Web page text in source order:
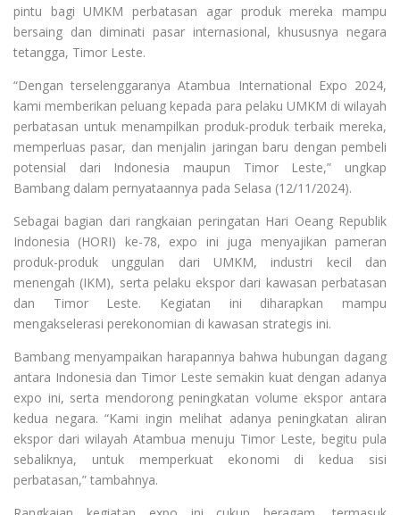
pintu bagi UMKM perbatasan agar produk mereka mampu
bersaing dan diminati pasar internasional, khususnya negara
tetangga, Timor Leste.
“Dengan terselenggaranya Atambua International Expo 2024,
kami memberikan peluang kepada para pelaku UMKM di wilayah
perbatasan untuk menampilkan produk-produk terbaik mereka,
memperluas pasar, dan menjalin jaringan baru dengan pembeli
potensial dari Indonesia maupun Timor Leste,” ungkap
Bambang dalam pernyataannya pada Selasa (12/11/2024).
Sebagai bagian dari rangkaian peringatan Hari Oeang Republik
Indonesia (HORI) ke-78, expo ini juga menyajikan pameran
produk-produk unggulan dari UMKM, industri kecil dan
menengah (IKM), serta pelaku ekspor dari kawasan perbatasan
dan Timor Leste. Kegiatan ini diharapkan mampu
mengakselerasi perekonomian di kawasan strategis ini.
Bambang menyampaikan harapannya bahwa hubungan dagang
antara Indonesia dan Timor Leste semakin kuat dengan adanya
expo ini, serta mendorong peningkatan volume ekspor antara
kedua negara. “Kami ingin melihat adanya peningkatan aliran
ekspor dari wilayah Atambua menuju Timor Leste, begitu pula
sebaliknya, untuk memperkuat ekonomi di kedua sisi
perbatasan,” tambahnya.